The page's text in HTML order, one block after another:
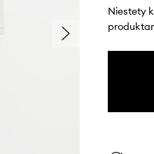
Niestety